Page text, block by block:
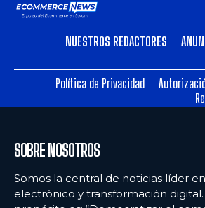
NUESTROS REDACTORES
Política de Privacidad
SOBRE NOSOTROS
Somos la central de noticias líder
electrónico y transformación